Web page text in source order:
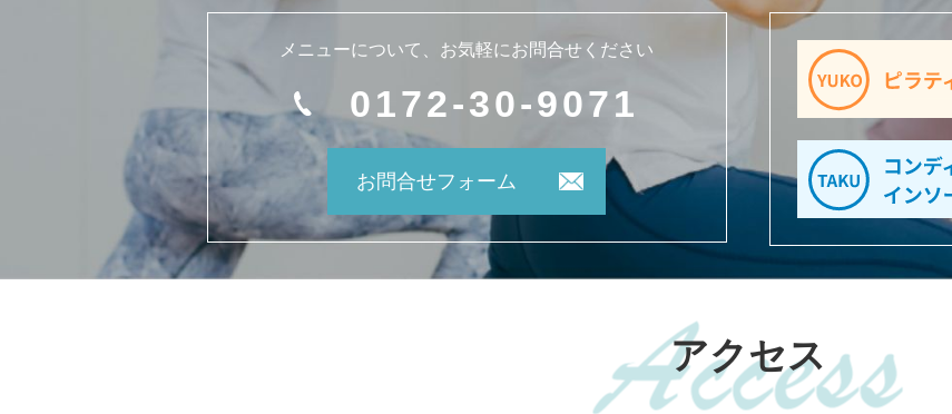
メニューについて、 お気軽にお問合せください
0172-30-9071
お問合せフォーム
アクセス